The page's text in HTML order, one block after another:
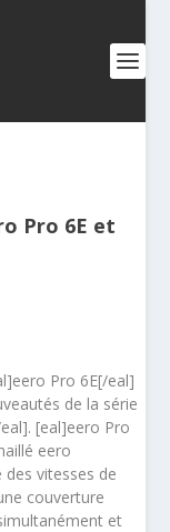
Pro 6E et
Pro 6E[/eal]
de la série
[eal]eero Pro
eero
des vitesses de
couverture
et